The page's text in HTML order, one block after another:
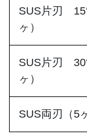
SUS片刃
ヶ）
SUS片刃
ヶ）
SUS両刃（5